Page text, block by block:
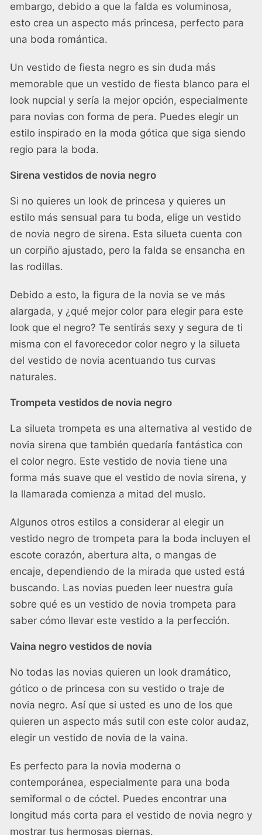
embargo, debido a que la falda es voluminosa,
esto crea un aspecto más princesa, perfecto para
una boda romántica.
Un vestido de fiesta negro es sin duda más
memorable que un vestido de fiesta blanco para el
look nupcial y sería la mejor opción, especialmente
para novias con forma de pera. Puedes elegir un
estilo inspirado en la moda gótica que siga siendo
regio para la boda.
Sirena vestidos de novia negro
Si no quieres un look de princesa y quieres un
estilo más sensual para tu boda, elige un vestido
de novia negro de sirena. Esta silueta cuenta con
un corpiño ajustado, pero la falda se ensancha en
las rodillas.
Debido a esto, la figura de la novia se ve más
alargada, y ¿qué mejor color para elegir para este
look que el negro? Te sentirás sexy y segura de ti
misma con el favorecedor color negro y la silueta
del vestido de novia acentuando tus curvas
naturales.
Trompeta vestidos de novia negro
La silueta trompeta es una alternativa al vestido de
novia sirena que también quedaría fantástica con
el color negro. Este vestido de novia tiene una
forma más suave que el vestido de novia sirena, y
la llamarada comienza a mitad del muslo.
Algunos otros estilos a considerar al elegir un
vestido negro de trompeta para la boda incluyen el
escote corazón, abertura alta, o mangas de
encaje, dependiendo de la mirada que usted está
buscando. Las novias pueden leer nuestra guía
sobre qué es un vestido de novia trompeta para
saber cómo llevar este vestido a la perfección.
Vaina negro vestidos de novia
No todas las novias quieren un look dramático,
gótico o de princesa con su vestido o traje de
novia negro. Así que si usted es uno de los que
quieren un aspecto más sutil con este color audaz,
elegir un vestido de novia de la vaina.
Es perfecto para la novia moderna o
contemporánea, especialmente para una boda
semiformal o de cóctel. Puedes encontrar una
longitud más corta para el vestido de novia negro y
mostrar tus hermosas piernas.